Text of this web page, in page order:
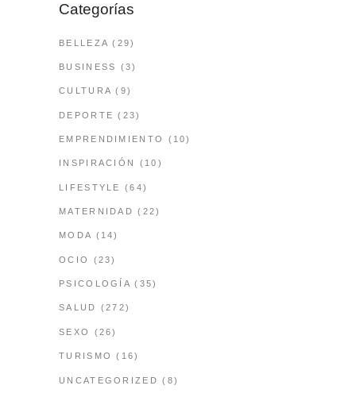
Categorías
BELLEZA (29)
BUSINESS (3)
CULTURA (9)
DEPORTE (23)
EMPRENDIMIENTO (10)
INSPIRACIÓN (10)
LIFESTYLE (64)
MATERNIDAD (22)
MODA (14)
OCIO (23)
PSICOLOGÍA (35)
SALUD (272)
SEXO (26)
TURISMO (16)
UNCATEGORIZED (8)